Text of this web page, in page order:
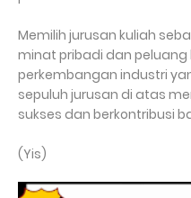
Memilih jurusan kuliah
minat pribadi dan peluang
perkembangan industri
sepuluh jurusan di atas
sukses dan berkontribusi
(Yis)